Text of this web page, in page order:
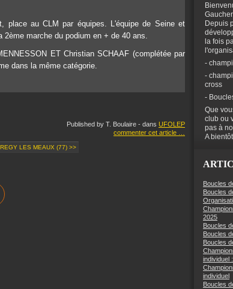
place au CLM par équipes. L'équipe de Seine et
marche du podium en + de 40 ans.
ET Christian SCHAAF (complétée par
dans la même catégorie.
Published by T. Boulaire - dans UFOLEP
commenter cet article
LES MEAUX (77) >>
Depuis
la fois
-
-
cross
-
Que
club ou
pas à
A
Boucles
Boucles
2025
Boucles
Boucles
Boucles
individuel
individuel
Boucles